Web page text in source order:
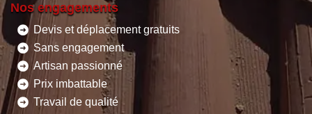
Nos engagements
Devis et déplacement gratuits
Sans engagement
Artisan passionné
Prix imbattable
Travail de qualité